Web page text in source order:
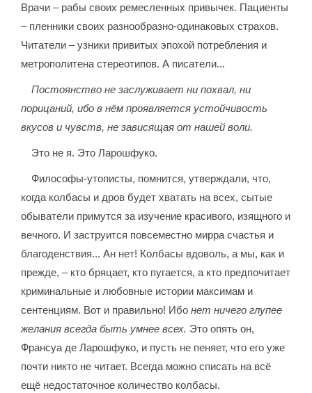
Врачи – рабы своих ремесленных привычек. Пациенты
– пленники своих разнообразно-одинаковых страхов.
Читатели – узники привитых эпохой потребления и
метрополитена стереотипов. А писатели...
Постоянство не заслуживает ни похвал, ни
порицаний, ибо в нём проявляется устойчивость
вкусов и чувств, не зависящая от нашей воли.
Это не я. Это Ларошфуко.
Философы-утописты, помнится, утверждали, что,
когда колбасы и дров будет хватать на всех, сытые
обыватели примутся за изучение красивого, изящного и
вечного. И заструится повсеместно мирра счастья и
благоденствия... Ан нет! Колбасы вдоволь, а мы, как и
прежде, – кто бряцает, кто пугается, а кто предпочитает
криминальные и любовные истории максимам и
сентенциям. Вот и правильно! Ибонет ничего глупее
желания всегда быть умнее всех. Это опять он,
Франсуа де Ларошфуко, и пусть не пеняет, что его уже
почти никто не читает. Всегда можно списать на всё
ещё недостаточное количество колбасы.